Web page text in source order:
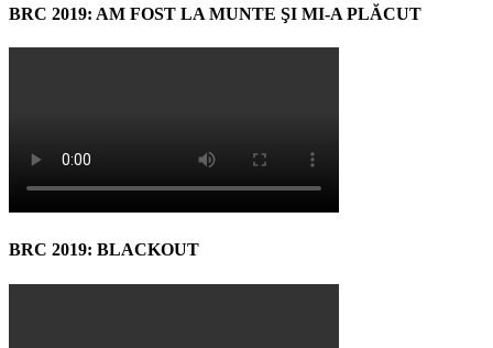
BRC 2019: AM FOST LA MUNTE ŞI MI-A PLĂCUT
BRC 2019: BLACKOUT